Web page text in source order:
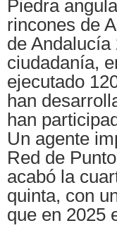
Piedra
rincones de
de
ciudadanía,
ejecutado
han
han
Un agente
Red de
acabó la
quinta, con
que en 2025